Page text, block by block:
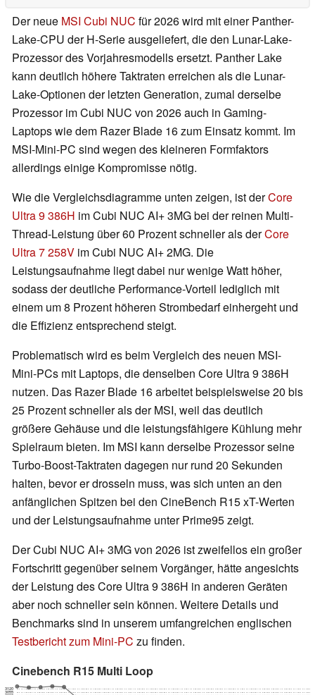
Der neue MSI Cubi NUC für 2026 wird mit einer Panther-
Lake-CPU der H-Serie ausgeliefert, die den Lunar-Lake-
Prozessor des Vorjahresmodells ersetzt. Panther Lake
kann deutlich höhere Taktraten erreichen als die Lunar-
Lake-Optionen der letzten Generation, zumal derselbe
Prozessor im Cubi NUC von 2026 auch in Gaming-
Laptops wie dem Razer Blade 16 zum Einsatz kommt. Im
MSI-Mini-PC sind wegen des kleineren Formfaktors
allerdings einige Kompromisse nötig.
Wie die Vergleichsdiagramme unten zeigen, ist derCore
Ultra 9 386H im Cubi NUC AI+ 3MG bei der reinen Multi-
Thread-Leistung über 60 Prozent schneller als derCore
Ultra 7 258V im Cubi NUC AI+ 2MG. Die
Leistungsaufnahme liegt dabei nur wenige Watt höher,
sodass der deutliche Performance-Vorteil lediglich mit
einem um 8 Prozent höheren Strombedarf einhergeht und
die Effizienz entsprechend steigt.
Problematisch wird es beim Vergleich des neuen MSI-
Mini-PCs mit Laptops, die denselben Core Ultra 9 386H
nutzen. Das Razer Blade 16 arbeitet beispielsweise 20 bis
25 Prozent schneller als der MSI, weil das deutlich
größere Gehäuse und die leistungsfähigere Kühlung mehr
Spielraum bieten. Im MSI kann derselbe Prozessor seine
Turbo-Boost-Taktraten dagegen nur rund 20 Sekunden
halten, bevor er drosseln muss, was sich unten an den
anfänglichen Spitzen bei den CineBench R15 xT-Werten
und der Leistungsaufnahme unter Prime95 zeigt.
Der Cubi NUC AI+ 3MG von 2026 ist zweifellos ein großer
Fortschritt gegenüber seinem Vorgänger, hätte angesichts
der Leistung des Core Ultra 9 386H in anderen Geräten
aber noch schneller sein können. Weitere Details und
Benchmarks sind in unserem umfangreichen englischen
Testbericht zum Mini-PC zu finden.
Cinebench R15 Multi Loop
3055
3120